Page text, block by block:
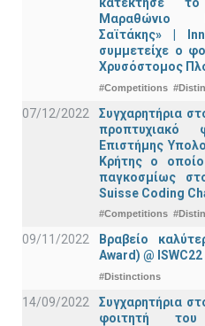
κατέκτησε
Μαραθώνιο
Σαϊτάκης» |
συμμετείχε ο
Χρυσόστομος
#Competitions
07/12/2022
Συγχαρητήρια
προπτυχιακό
Επιστήμης
Κρήτης ο
παγκοσμίως
Suisse Coding
#Competitions
09/11/2022
Βραβείο
Award) @ ISWC22
#Distinctions
14/09/2022
Συγχαρητήρια
φοιτητή